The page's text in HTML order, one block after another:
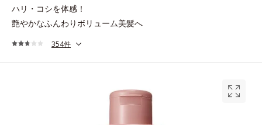
ハリ・コシを体感！
艶やかなふんわりボリューム美髪へ
354件